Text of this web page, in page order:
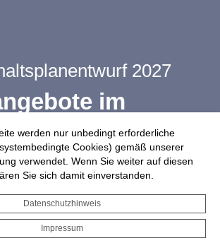
werden nur unbedingt erforderliche
Cookies) gemäß unserer
verwendet. Wenn Sie weiter auf diesen
Sie sich damit einverstanden.
Datenschutzhinweis
Impressum
2027
im
Drohnennutzung
für Bürger*innen